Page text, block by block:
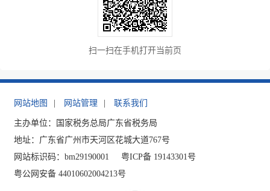
扫一扫在手机打开当前页
网站地图 网站管理 联系我们
主办单位：国家税务总局广东省税务局
地址：广东省广州市天河区花城大道767号
网站标识码：bm29190001
粤ICP备 19143301号
粤公网安备 44010602004213号